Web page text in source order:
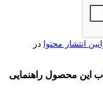
انتشار محتوا در
این محصول راهنمایی